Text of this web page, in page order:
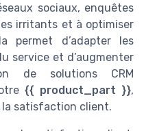
sociaux, enquêtes
irritants et à optimiser
permet d’adapter les
service et d’augmenter
de solutions CRM
{{ product_part }},
la satisfaction client.